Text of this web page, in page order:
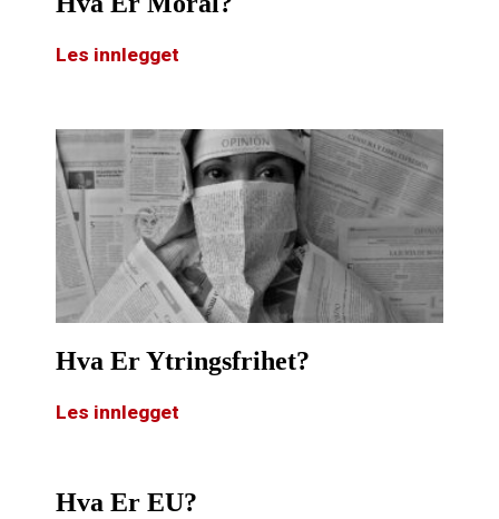
Les innlegget
Hva Er Ytringsfrihet?
Les innlegget
Hva Er EU?